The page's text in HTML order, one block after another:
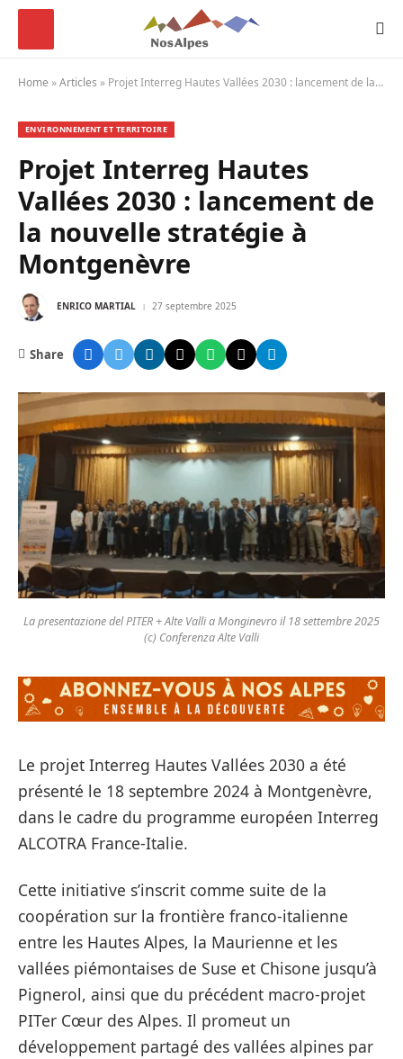
Home »Articles » Projet Interreg Hautes Vallées 2030 : lancement de la nouvelle stratégie à Montgenèvre
ENVIRONNEMENT ET TERRITOIRE
Projet Interreg Hautes
Vallées 2030 : lancement de
la nouvelle stratégie à
Montgenèvre
ENRICO MARTIAL 27 septembre 2025
Share
La presentazione del PITER + Alte Valli a Monginevro il 18 settembre 2025
(c) Conferenza Alte Valli
Le projet Interreg Hautes Vallées 2030 a été
présenté le 18 septembre 2024 à Montgenèvre,
dans le cadre du programme européen Interreg
ALCOTRA France-Italie.
Cette initiative s’inscrit comme suite de la
coopération sur la frontière franco-italienne
entre les Hautes Alpes, la Maurienne et les
vallées piémontaises de Suse et Chisone jusqu’à
Pignerol, ainsi que du précédent macro-projet
PITer Cœur des Alpes. Il promeut un
développement partagé des vallées alpines par